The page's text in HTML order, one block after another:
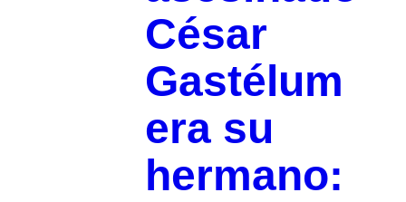
César
Gastélum
era su
hermano: